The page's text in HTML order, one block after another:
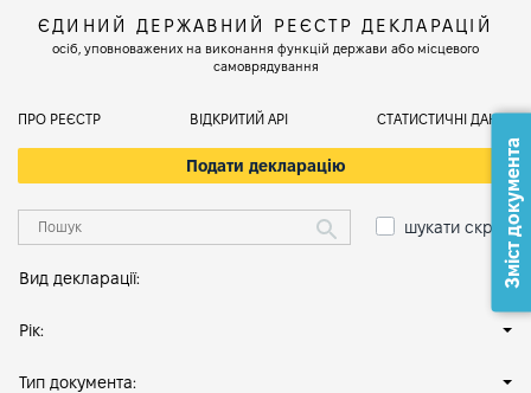
ЄДИНИЙ ДЕРЖАВНИЙ РЕЄСТР ДЕКЛАРАЦІЙ
осіб, уповноважених на виконання функцій держави або місцевого
самоврядування
ПРО РЕЄСТР ВІДКРИТИЙ АРІ СТАТИСТИЧНІ ДАНІ
Подати декларацію
шукати скрізь
Вид декларації:
Рік:
Тип документа:
Зміст документа